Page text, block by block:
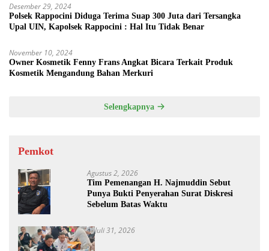
Desember 29, 2024
Polsek Rappocini Diduga Terima Suap 300 Juta dari Tersangka
Upal UIN, Kapolsek Rappocini : Hal Itu Tidak Benar
November 10, 2024
Owner Kosmetik Fenny Frans Angkat Bicara Terkait Produk
Kosmetik Mengandung Bahan Merkuri
Selengkapnya
Pemkot
Agustus 2, 2026
Tim Pemenangan H. Najmuddin Sebut
Punya Bukti Penyerahan Surat Diskresi
Sebelum Batas Waktu
Juli 31, 2026